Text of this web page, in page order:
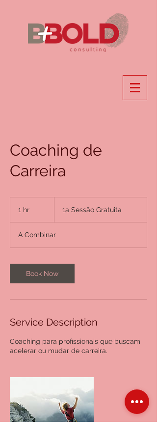
Coaching de
Carreira
1 hr
Gratuita
1a Sessão Gratuita
A Combinar
Book Now
Service Description
Coaching para profissionais que buscam
acelerar ou mudar de carreira.